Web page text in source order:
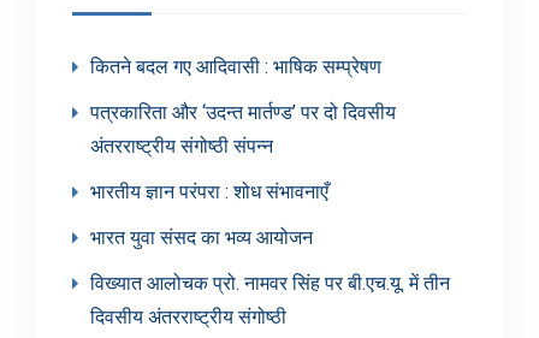
कितने बदल गए आदिवासी : भाषिक सम्प्रेषण
पत्रकारिता और ‘उदन्त मार्तण्ड’ पर दो दिवसीय
अंतरराष्ट्रीय संगोष्ठी संपन्न
भारतीय ज्ञान परंपरा : शोध संभावनाएँ
भारत युवा संसद का भव्य आयोजन
विख्यात आलोचक प्रो. नामवर सिंह पर बी.एच.यू. में तीन
दिवसीय अंतरराष्ट्रीय संगोष्ठी